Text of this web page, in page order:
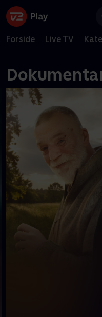
Forside Live TV